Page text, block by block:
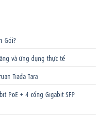
Gói?
và ứng dụng thực tế
Tiada Tara
PoE + 4 cổng Gigabit SFP